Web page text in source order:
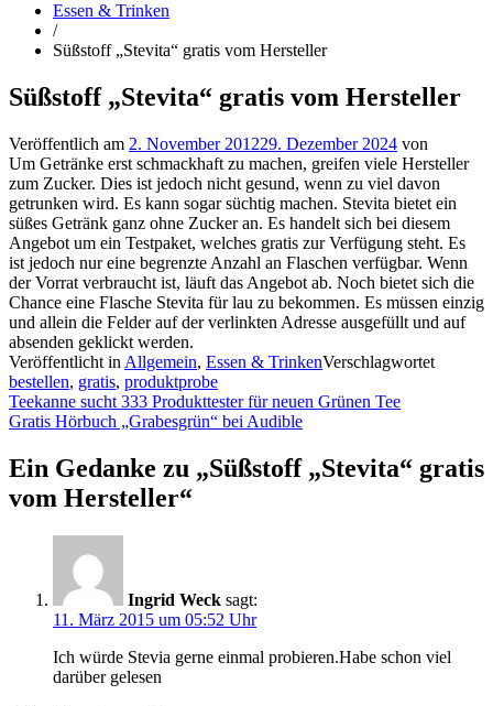
Essen & Trinken
/
Süßstoff „Stevita“ gratis vom Hersteller
Süßstoff „Stevita“ gratis vom Hersteller
Veröffentlich am 2. November 201229. Dezember 2024 von
Um Getränke erst schmackhaft zu machen, greifen viele Hersteller
zum Zucker. Dies ist jedoch nicht gesund, wenn zu viel davon
getrunken wird. Es kann sogar süchtig machen. Stevita bietet ein
süßes Getränk ganz ohne Zucker an. Es handelt sich bei diesem
Angebot um ein Testpaket, welches gratis zur Verfügung steht. Es
ist jedoch nur eine begrenzte Anzahl an Flaschen verfügbar. Wenn
der Vorrat verbraucht ist, läuft das Angebot ab. Noch bietet sich die
Chance eine Flasche Stevita für lau zu bekommen. Es müssen einzig
und allein die Felder auf der verlinkten Adresse ausgefüllt und auf
absenden geklickt werden.
Veröffentlicht in Allgemein, Essen & TrinkenVerschlagwortet
bestellen, gratis, produktprobe
Beitragsnavigation
Teekanne sucht 333 Produkttester für neuen Grünen Tee
Gratis Hörbuch „Grabesgrün“ bei Audible
Ein Gedanke zu „Süßstoff „Stevita“ gratis
vom Hersteller“
Ingrid Weck sagt:
11. März 2015 um 05:52 Uhr
Ich würde Stevia gerne einmal probieren.Habe schon viel
darüber gelesen